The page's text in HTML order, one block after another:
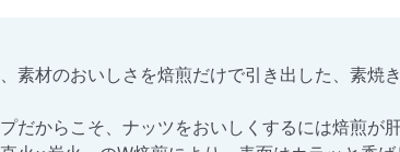
素材のおいしさを焙煎だけで引き出した、素焼
だからこそ、ナッツをおいしくするには焙煎が肝